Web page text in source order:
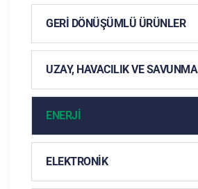
GERI DÖNÜŞÜMLÜ ÜRÜNLER
UZAY, HAVACILIK VE SAVUNMA
ENERJI
ELEKTRONIK